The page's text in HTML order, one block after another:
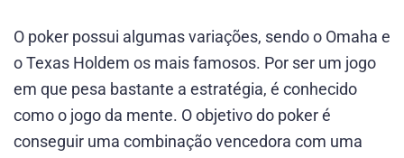
O poker possui algumas variações, sendo o Omaha e
o Texas Holdem os mais famosos. Por ser um jogo
em que pesa bastante a estratégia, é conhecido
como o jogo da mente. O objetivo do poker é
conseguir uma combinação vencedora com uma